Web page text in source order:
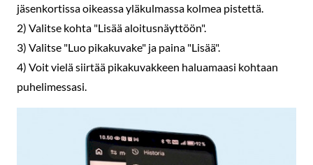
jäsenkortissa oikeassa yläkulmassa kolmea pistettä.
2) Valitse kohta "Lisää aloitusnäyttöön".
3) Valitse "Luo pikakuvake" ja paina "Lisää".
4) Voit vielä siirtää pikakuvakkeen haluamaasi kohtaan
puhelimessasi.